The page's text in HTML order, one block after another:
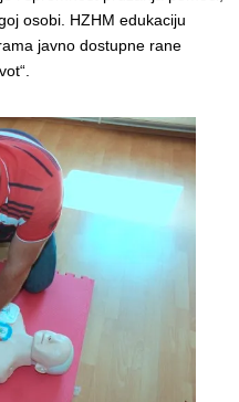
osobi. HZHM edukaciju
javno dostupne rane